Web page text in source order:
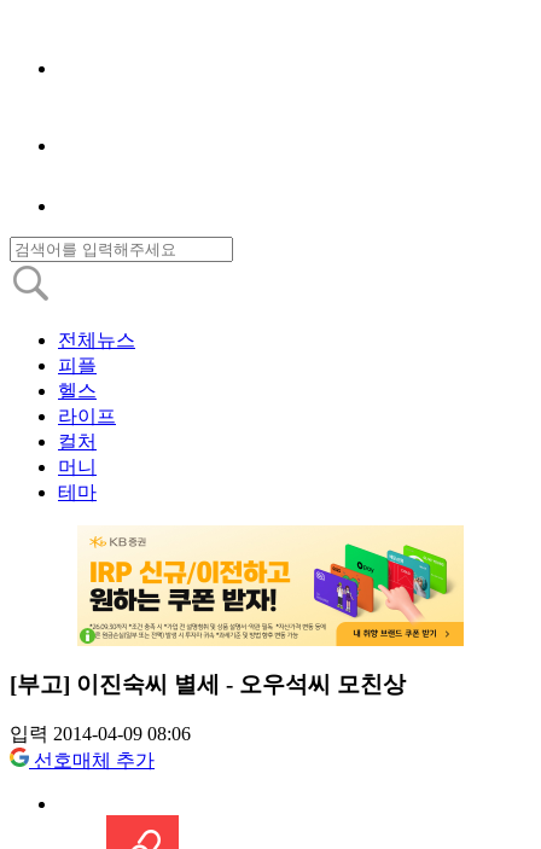
전체뉴스
피플
헬스
라이프
컬처
머니
테마
[부고] 이진숙씨 별세 - 오우석씨 모친상
입력 2014-04-09 08:06
선호매체 추가